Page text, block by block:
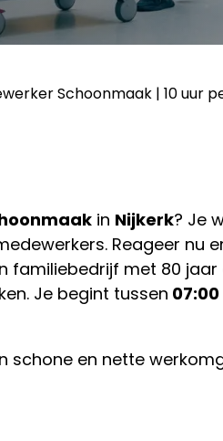
Schoonmaak | 10 uur
in Nijkerk? Je
Reageer nu
familiebedrijf met 80
Je begint tussen 07:00
schone en nette